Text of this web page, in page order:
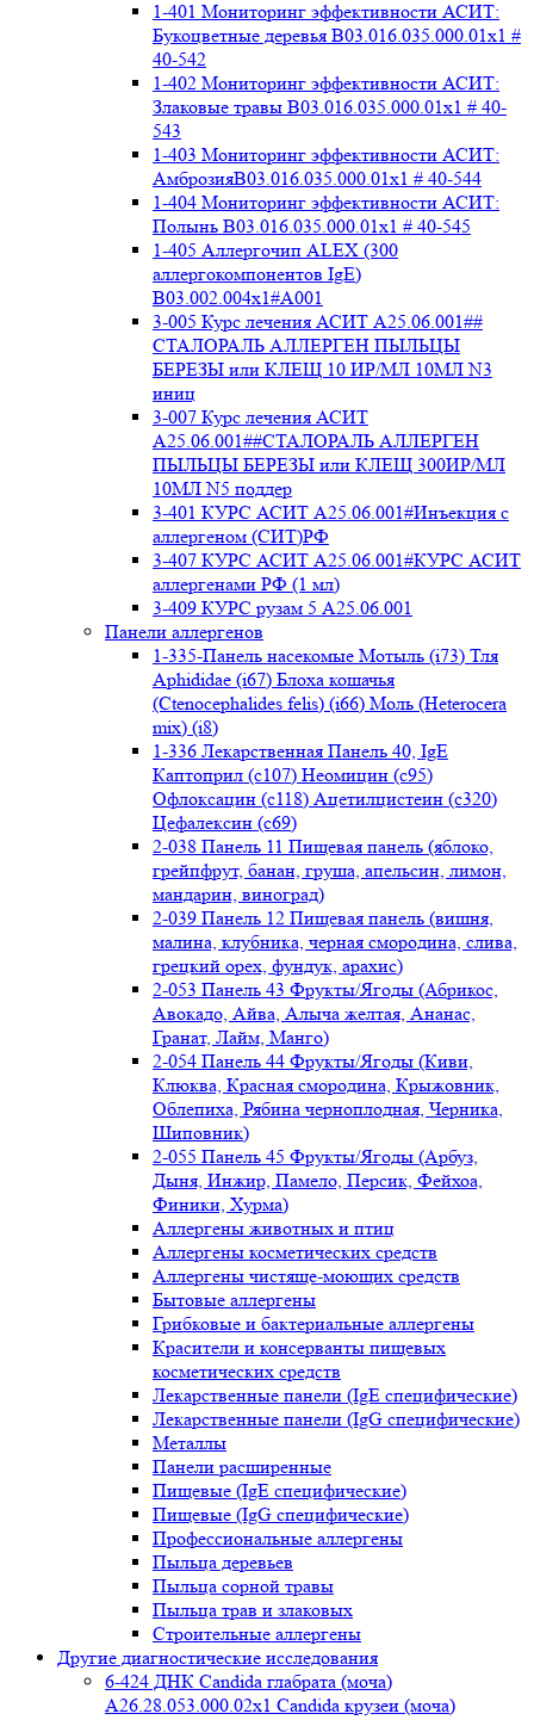
1-401 Мониторинг эффективности АСИТ:
Букоцветные деревья B03.016.035.000.01x1 #
40-542
1-402 Мониторинг эффективности АСИТ:
Злаковые травы B03.016.035.000.01x1 # 40-
543
1-403 Мониторинг эффективности АСИТ:
АмброзияB03.016.035.000.01x1 # 40-544
1-404 Мониторинг эффективности АСИТ:
Полынь B03.016.035.000.01x1 # 40-545
1-405 Аллергочип ALEX (300
аллергокомпонентов IgE)
В03.002.004x1#А001
3-005 Курс лечения АСИТ А25.06.001##
СТАЛОРАЛЬ АЛЛЕРГЕН ПЫЛЬЦЫ
БЕРЕЗЫ или КЛЕЩ 10 ИР/МЛ 10МЛ N3
иниц
3-007 Курс лечения АСИТ
А25.06.001##СТАЛОРАЛЬ АЛЛЕРГЕН
ПЫЛЬЦЫ БЕРЕЗЫ или КЛЕЩ 300ИР/МЛ
10МЛ N5 поддер
3-401 КУРС АСИТ А25.06.001#Инъекция с
аллергеном (СИТ)РФ
3-407 КУРС АСИТ А25.06.001#КУРС АСИТ
аллергенами РФ (1 мл)
3-409 КУРС рузам 5 А25.06.001
Панели аллергенов
1-335-Панель насекомые Мотыль (i73) Тля
Aphididae (i67) Блоха кошачья
(Ctenocephalides felis) (i66) Моль (Heterocera
mix) (i8)
1-336 Лекарственная Панель 40, IgE
Каптоприл (с107) Неомицин (c95)
Офлоксацин (с118) Ацетилцистеин (с320)
Цефалексин (с69)
2-038 Панель 11 Пищевая панель (яблоко,
грейпфрут, банан, груша, апельсин, лимон,
мандарин, виноград)
2-039 Панель 12 Пищевая панель (вишня,
малина, клубника, черная смородина, слива,
грецкий орех, фундук, арахис)
2-053 Панель 43 Фрукты/Ягоды (Абрикос,
Авокадо, Айва, Алыча желтая, Ананас,
Гранат, Лайм, Манго)
2-054 Панель 44 Фрукты/Ягоды (Киви,
Клюква, Красная смородина, Крыжовник,
Облепиха, Рябина черноплодная, Черника,
Шиповник)
2-055 Панель 45 Фрукты/Ягоды (Арбуз,
Дыня, Инжир, Памело, Персик, Фейхоа,
Финики, Хурма)
Аллергены животных и птиц
Аллергены косметических средств
Аллергены чистяще-моющих средств
Бытовые аллергены
Грибковые и бактериальные аллергены
Красители и консерванты пищевых
косметических средств
Лекарственные панели (IgE специфические)
Лекарственные панели (IgG специфические)
Металлы
Панели расширенные
Пищевые (IgE специфические)
Пищевые (IgG специфические)
Профессиональные аллергены
Пыльца деревьев
Пыльца сорной травы
Пыльца трав и злаковых
Строительные аллергены
Другие диагностические исследования
6-424 ДНК Candida глабрата (моча)
A26.28.053.000.02x1 Candida крузеи (моча)